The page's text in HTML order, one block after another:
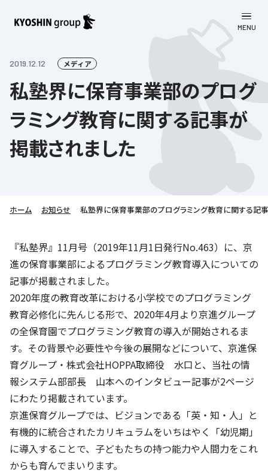
MENU
会社案内
会社案内
企業理念
Company’s Profile
沿革
社歌
本社所在地
京進グループが目指す姿
子会社および関係会社
フランチャイズ事業
ソーシャルメディア公式アカウント
事業一覧
学習塾
学習塾について
ライフキャリア
育児・暮らし
京進グループの事業所
京進グループについて
お客さま満足度向上の取り組み
人材育成の取り組み
CSRレポート
社会貢献活動
ミャンマーへの支援活動
オリジナルバッグプロジェクト
清華・京進発展フォーラム
立木奨学金
価値創造の取り組み
DX（デジタル変革）
株主・投資家向け情報
株主・株式関連情報
株主・投資家の皆さまへ
ビジョン／経営方針
連結業績・財務
IRライブラリー
IRカレンダー
ディスクロージャーポリシー
よくあるご質問
免責事項
IRお問合せ
採用情報
採用情報
京進リクルートInstagram
新卒採用情報
新卒採用デジタルパンフレット
中途採用
講師（アルバイト）募集
保育事業 採用
日本語教育事業 採用
介護事業 採用
お問い合わせ
利用規約
個人情報保護方針
特別警報発令時の授業について
Copyright © KYOSHIN Co., Ltd. All rights reserved.
2019.12.12 メディア
私塾界に保育事業部のプログ
ラミング教育に関する記事が
掲載されました
ホーム お知らせ 私塾界に保育事業部のプログラミング教育に関する記
『私塾界』11月号（2019年11月1日発行No.463）に、京
進の保育事業部によるプログラミング教育導入についての
記事が掲載されました。
2020年度の教育改革における小学校でのプログラミング
教育必修化に先んじる形で、2020年4月より京進グループ
の全保育園でプログラミング教育の導入が開始されるま
す。その背景や必要性や今後の展開などについて、京進保
育グループ・株式会社HOPPA取締役 水口と、当社の情
報システム部部長 山本へのインタビュー記事が2ページ
にわたり掲載されています。
京進保育グループでは、ビジョンである「英・知・人」と
有機的に統合されたカリキュラムをいちはやく「幼児期」
に導入することで、子どもたちの持つ能力や人間力をこれ
からも育んでまいります。